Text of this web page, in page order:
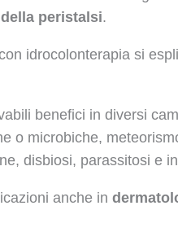
peristalsi.
idrocolonterapia si
benefici in diversi
o microbiche,
disbiosi, parassitosi e
anche in